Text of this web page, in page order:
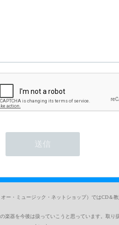
ー・ミュージック・ネットショップ）ではCD＆教
楽器を今後は扱っていこうと思っています。取り